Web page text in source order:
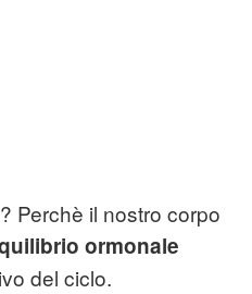
Perchè il nostro corpo
ormonale
del ciclo.